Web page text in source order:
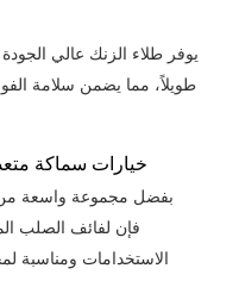
يوفر طلاء الزنك عالي الجودة
طويلاً، مما يضمن سلامة
خيارات سماكة
بفضل مجموعة واسعة من
فإن لفائف الصلب
الاستخدامات ومناسبة